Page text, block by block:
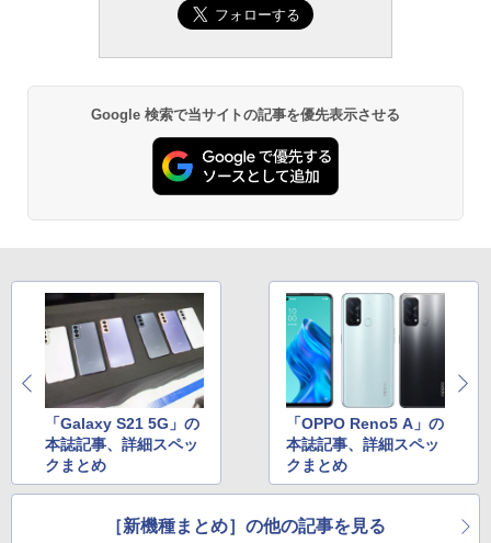
Google 検索で当サイトの記事を優先表示させる
「Galaxy S21 5G」の
本誌記事、詳細スペッ
クまとめ
「OPPO Reno5 A」の
本誌記事、詳細スペッ
クまとめ
［新機種まとめ］の他の記事を見る